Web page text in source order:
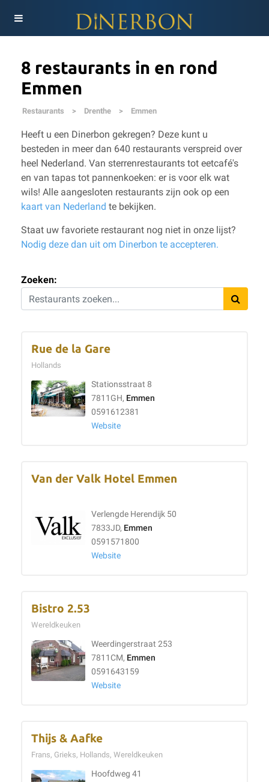
8 restaurants in en rond
Emmen
Restaurants > Drenthe > Emmen
Heeft u een Dinerbon gekregen? Deze kunt u
besteden in meer dan 640 restaurants verspreid over
heel Nederland. Van sterrenrestaurants tot eetcafé's
en van tapas tot pannenkoeken: er is voor elk wat
wils! Alle aangesloten restaurants zijn ook op een
kaart van Nederland te bekijken.
Staat uw favoriete restaurant nog niet in onze lijst?
Nodig deze dan uit om Dinerbon te accepteren.
Zoeken:
Rue de la Gare
Hollands
Stationsstraat 8
7811GH, Emmen
0591612381
Website
Van der Valk Hotel Emmen
Verlengde Herendijk 50
7833JD, Emmen
0591571800
Website
Bistro 2.53
Wereldkeuken
Weerdingerstraat 253
7811CM, Emmen
0591643159
Website
Thijs & Aafke
Frans, Grieks, Hollands, Wereldkeuken
Hoofdweg 41